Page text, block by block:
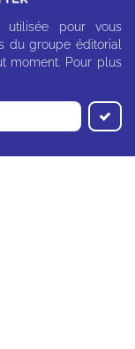
utilisée pour vous
du groupe éditorial
moment. Pour plus